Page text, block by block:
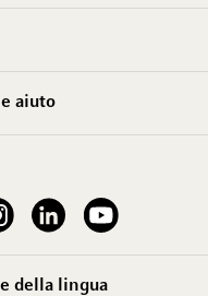
aiuto
our Instagram account
See our LinkedInSee our YouTube channel
della lingua